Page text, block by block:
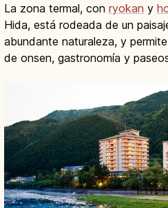
La zona termal, con ryokan y
Hida, está rodeada de un
abundante naturaleza, y
de onsen, gastronomía y